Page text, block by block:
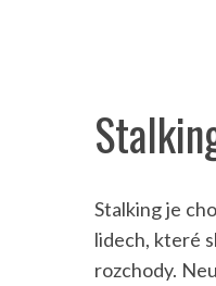
Stalking je
lidech, které
rozchody.